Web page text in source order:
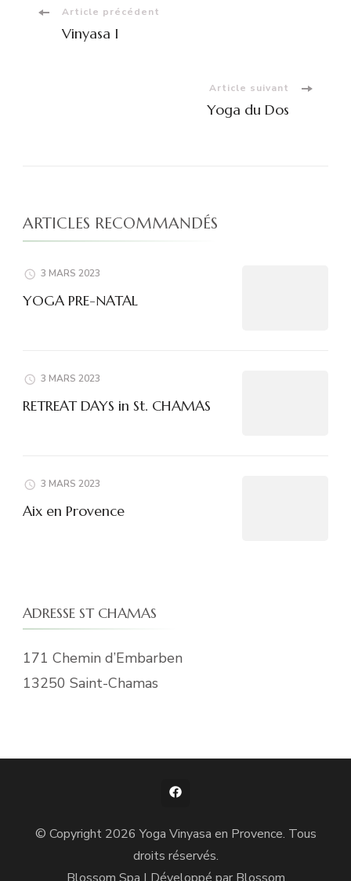
Navigation
Article précédent
Vinyasa I
Article suivant
Yoga du Dos
ARTICLES RECOMMANDÉS
3 MARS 2023
YOGA PRE-NATAL
3 MARS 2023
RETREAT DAYS in St. CHAMAS
3 MARS 2023
Aix en Provence
ADRESSE ST CHAMAS
171 Chemin d’Embarben
13250 Saint-Chamas
© Copyright 2026Yoga Vinyasa en Provence. Tous
droits réservés.
Blossom Spa | Développé par Blossom